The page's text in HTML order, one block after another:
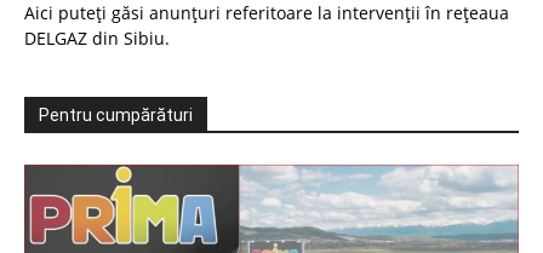
Aici puteți găsi anunțuri referitoare la intervenții în rețeaua
DELGAZ din Sibiu.
Pentru cumpărături